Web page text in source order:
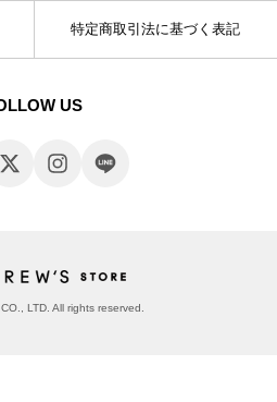
特定商取引法に基づく表記
US
LTD. All rights reserved.